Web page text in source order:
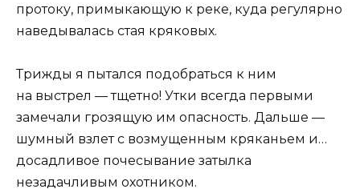
протоку, примыкающую к реке, куда регулярно
наведывалась стая кряковых.
Трижды я пытался подобраться к ним
на выстрел — тщетно! Утки всегда первыми
замечали грозящую им опасность. Дальше —
шумный взлет с возмущенным кряканьем и…
досадливое почесывание затылка
незадачливым охотником.